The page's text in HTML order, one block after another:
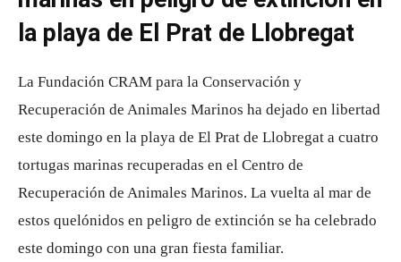
la playa de El Prat de Llobregat
La Fundación CRAM para la Conservación y
Recuperación de Animales Marinos ha dejado en libertad
este domingo en la playa de El Prat de Llobregat a cuatro
tortugas marinas recuperadas en el Centro de
Recuperación de Animales Marinos. La vuelta al mar de
estos quelónidos en peligro de extinción se ha celebrado
este domingo con una gran fiesta familiar.